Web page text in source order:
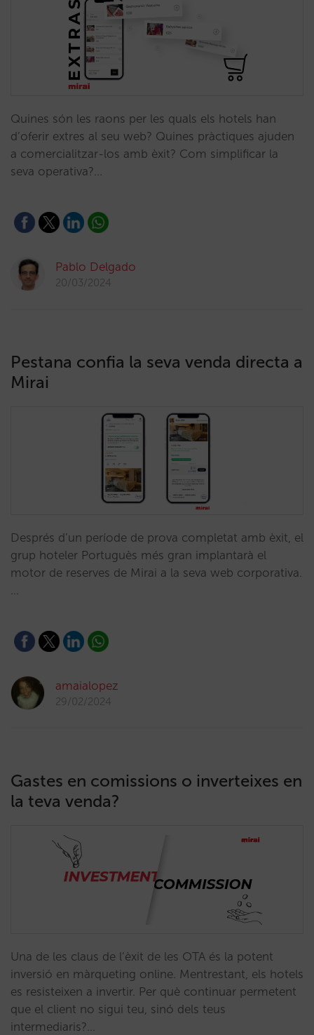
Quines són les raons per les quals els hotels han
d’oferir extres al seu web? Quines pràctiques ajuden
a comercialitzar-los amb èxit? Com simplificar la
seva operativa?…
Pablo Delgado
20/03/2024
Pestana confia la seva venda directa a
Mirai
Després d’un període de prova completat amb èxit, el
grup hoteler Portuguès més gran implantarà el
motor de reserves de Mirai a la seva web corporativa.
…
amaialopez
29/02/2024
Gastes en comissions o inverteixes en
la teva venda?
Una de les claus de l’èxit de les OTA és la potent
inversió en màrqueting online. Mentrestant, els hotels
es resisteixen a invertir. Per què continuar permetent
que el client no sigui teu, sinó dels teus
intermediaris?…